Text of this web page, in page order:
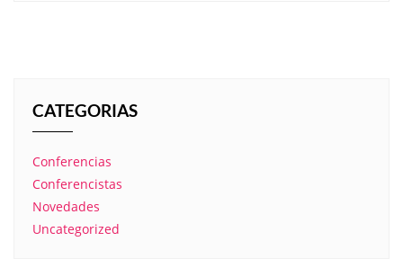
CATEGORIAS
Conferencias
Conferencistas
Novedades
Uncategorized